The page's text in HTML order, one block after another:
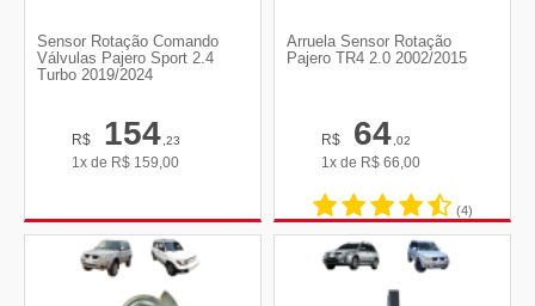
Sensor Rotação Comando
Válvulas Pajero Sport 2.4
Turbo 2019/2024
R$ 154,23
1x de R$ 159,00
Arruela Sensor Rotação
Pajero TR4 2.0 2002/2015
R$ 64,02
1x de R$ 66,00
(4)